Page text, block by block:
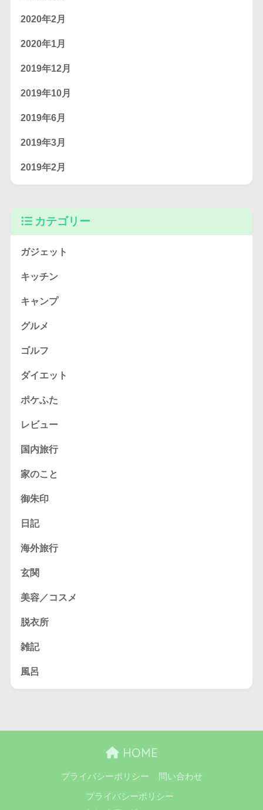
2020年2月
2020年1月
2019年12月
2019年10月
2019年6月
2019年3月
2019年2月
カテゴリー
ガジェット
キッチン
キャンプ
グルメ
ゴルフ
ダイエット
ポケふた
レビュー
国内旅行
家のこと
御朱印
日記
海外旅行
玄関
美容／コスメ
脱衣所
雑記
風呂
HOME
プライバシーポリシー 問い合わせ
プライバシーポリシー